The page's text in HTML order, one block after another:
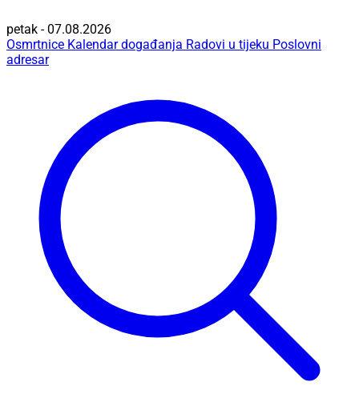
petak - 07.08.2026
Osmrtnice Kalendar događanja Radovi u tijeku Poslovni
adresar